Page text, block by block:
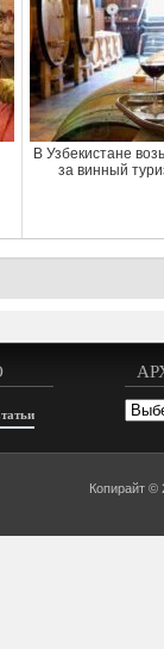
В Узбекистане
за винный
Копирайт